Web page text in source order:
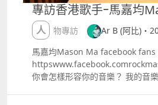
專訪香港歌手ｰ馬嘉均
人物專訪
Ar B (阿比)・
馬嘉均Mason Ma facebook
你會怎樣形容你的音樂？ 我的音